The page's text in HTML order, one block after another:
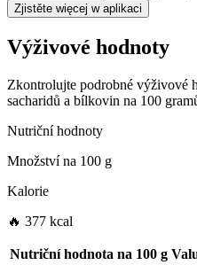
Zjistěte więcej w aplikaci
Výživové hodnoty
Zkontrolujte podrobné výživové
sacharidů a bílkovin na 100
Nutriční hodnoty
Množství na 100 g
Kalorie
🔥 377 kcal
Nutriční hodnota na 100 g